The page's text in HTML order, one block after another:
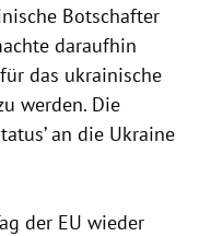
Botschafter
daraufhin
das ukrainische
werden. Die
an die Ukraine
der EU wieder